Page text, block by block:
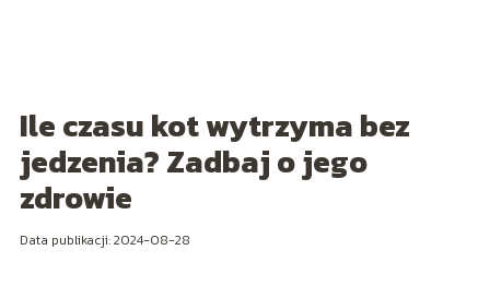
Ile czasu kot wytrzyma bez
jedzenia? Zadbaj o jego
zdrowie
Data publikacji: 2024-08-28